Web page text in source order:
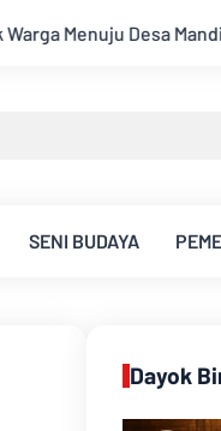
Pemkab Muarojambi
SENI BUDAYA
Dayok